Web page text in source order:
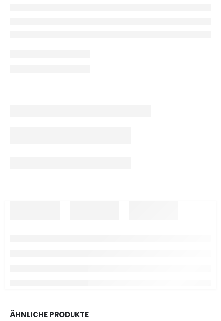
ÄHNLICHE PRODUKTE